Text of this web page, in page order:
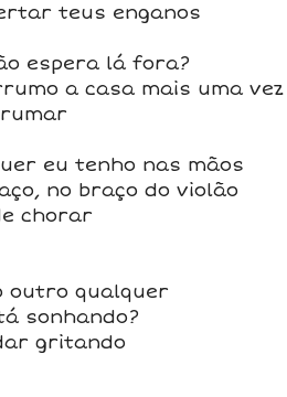
teus enganos
espera lá fora?
a casa mais uma vez
eu tenho nas mãos
no braço do violão
chorar
outro qualquer
sonhando?
gritando